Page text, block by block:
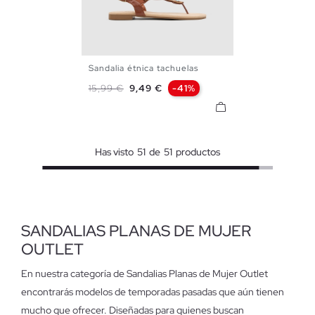
35 36 37 38 39
41
Sandalia étnica tachuelas
Precio base
15,99 € Precio
9,49 € -41%
Has visto 51 de 51 productos
SANDALIAS PLANAS DE MUJER
OUTLET
En nuestra categoría de Sandalias Planas de Mujer Outlet
encontrarás modelos de temporadas pasadas que aún tienen
mucho que ofrecer. Diseñadas para quienes buscan